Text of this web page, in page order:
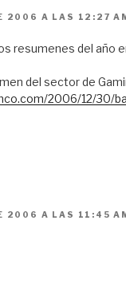
2006 A LAS 12:27
resumenes del año
del sector de
2006/12/30/
2006 A LAS 11:45